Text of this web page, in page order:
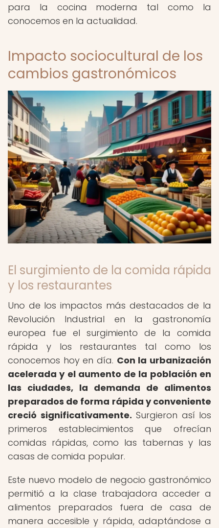
para la cocina moderna tal como la
conocemos en la actualidad.
Impacto sociocultural de los
cambios gastronómicos
El surgimiento de la comida rápida
y los restaurantes
Uno de los impactos más destacados de la
Revolución Industrial en la gastronomía
europea fue el surgimiento de la comida
rápida y los restaurantes tal como los
conocemos hoy en día. Con la urbanización
acelerada y el aumento de la población en
las ciudades, la demanda de alimentos
preparados de forma rápida y conveniente
creció significativamente. Surgieron así los
primeros establecimientos que ofrecían
comidas rápidas, como las tabernas y las
casas de comida popular.
Este nuevo modelo de negocio gastronómico
permitió a la clase trabajadora acceder a
alimentos preparados fuera de casa de
manera accesible y rápida, adaptándose a